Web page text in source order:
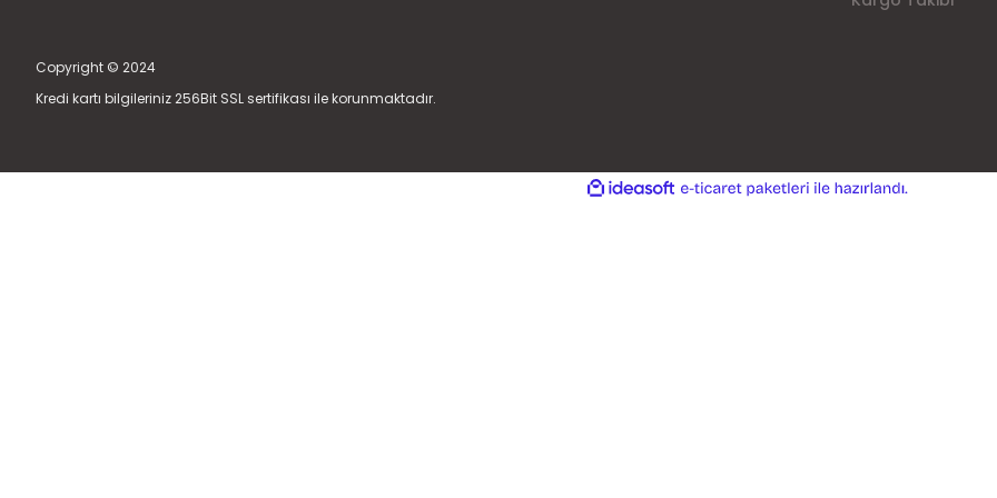
Copyright © 2024
Kredi kartı bilgileriniz 256Bit SSL sertifikası ile korunmaktadır.
ideasoft
e-